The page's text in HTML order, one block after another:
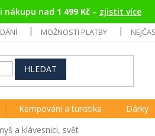
nákupu nad 1 499 Kč– zjistit více
MOŽNOSTI PLATBY
HLEDAT
Kempování a turistika
Dárky
a klávesnici, svět